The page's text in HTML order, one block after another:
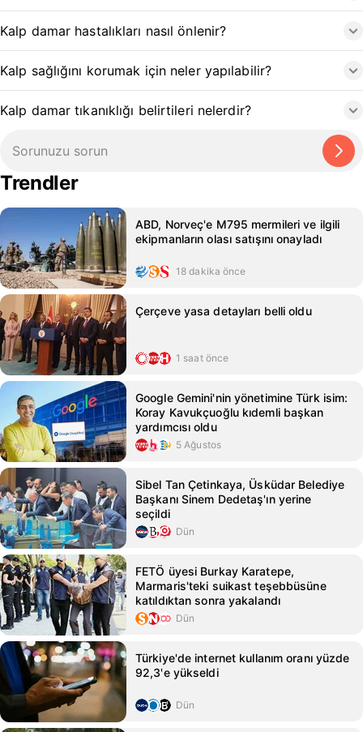
Kalp damar hastalıkları nasıl önlenir?
Kalp sağlığını korumak için neler yapılabilir?
Kalp damar tıkanıklığı belirtileri nelerdir?
Trendler
ABD, Norveç'e M795 mermileri ve ilgili
ekipmanların olası satışını onayladı
18 dakika önce
Çerçeve yasa detayları belli oldu
1 saat önce
Google Gemini'nin yönetimine Türk isim:
Koray Kavukçuoğlu kıdemli başkan
yardımcısı oldu
5 Ağustos
Sibel Tan Çetinkaya, Üsküdar Belediye
Başkanı Sinem Dedetaş'ın yerine
seçildi
Dün
FETÖ üyesi Burkay Karatepe,
Marmaris'teki suikast teşebbüsüne
katıldıktan sonra yakalandı
Dün
Türkiye'de internet kullanım oranı yüzde
92,3'e yükseldi
Dün